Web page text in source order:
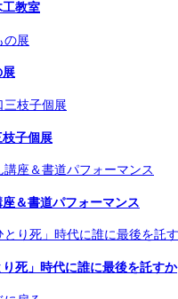
教室
展
枝子個展
＆書道パフォーマンス
り死」時代に誰に最後を託すか